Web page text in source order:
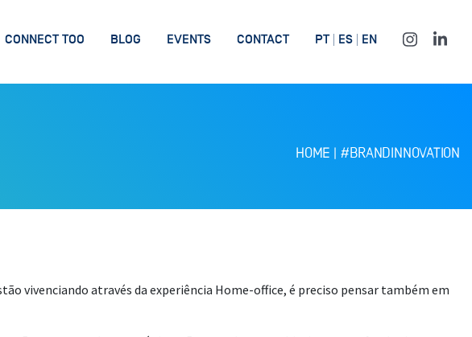
CONNECT TOO BLOG EVENTS CONTACT PT ES EN
HOME | #BRANDINNOVATION
vivenciando através da experiência Home-office, é preciso pensar também em